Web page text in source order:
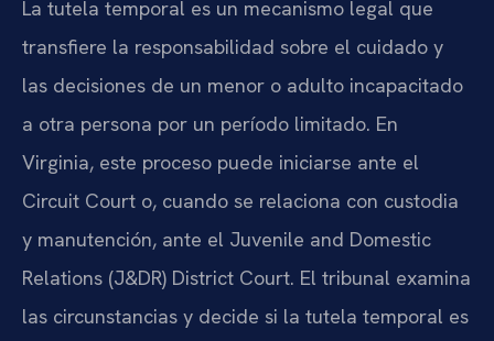
La tutela temporal es un mecanismo legal que
transfiere la responsabilidad sobre el cuidado y
las decisiones de un menor o adulto incapacitado
a otra persona por un período limitado. En
Virginia, este proceso puede iniciarse ante el
Circuit Court o, cuando se relaciona con custodia
y manutención, ante el Juvenile and Domestic
Relations (J&DR) District Court. El tribunal examina
las circunstancias y decide si la tutela temporal es